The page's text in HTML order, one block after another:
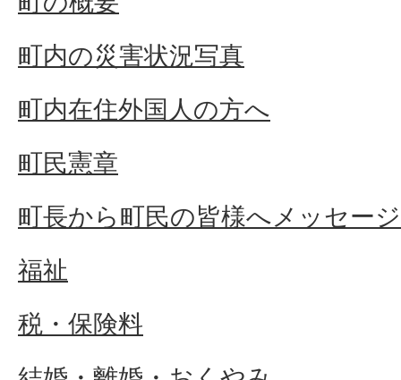
町内の災害状況写真
町内在住外国人の方へ
町民憲章
町長から町民の皆様へメッセージ
福祉
税・保険料